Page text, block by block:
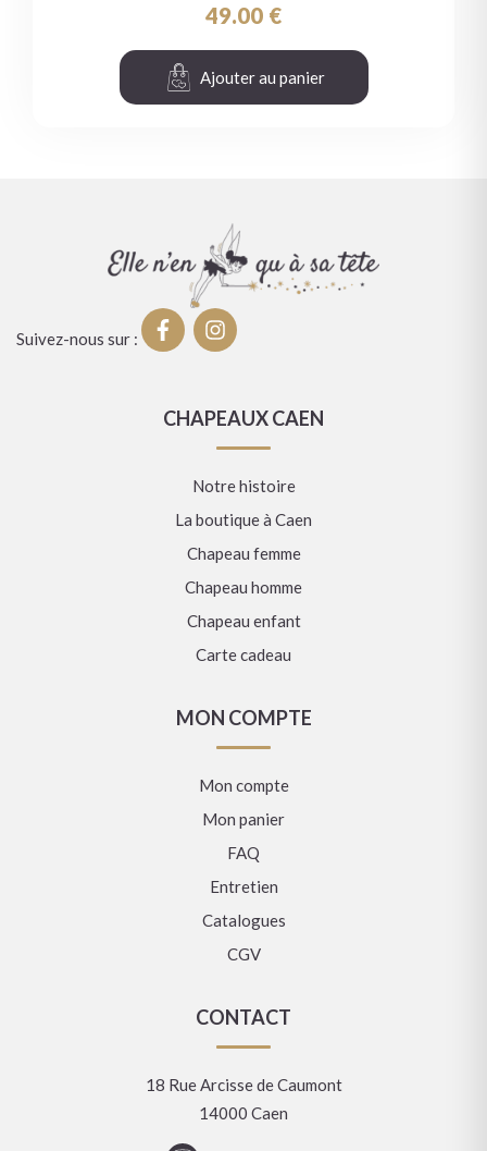
49.00 €
Ajouter au panier
Suivez-nous sur :
CHAPEAUX CAEN
Notre histoire
La boutique à Caen
Chapeau femme
Chapeau homme
Chapeau enfant
Carte cadeau
MON COMPTE
Mon compte
Mon panier
FAQ
Entretien
Catalogues
CGV
CONTACT
18 Rue Arcisse de Caumont
14000 Caen